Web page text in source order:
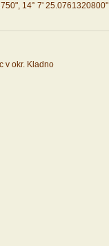
14° 7' 25.0761320800"
v okr. Kladno